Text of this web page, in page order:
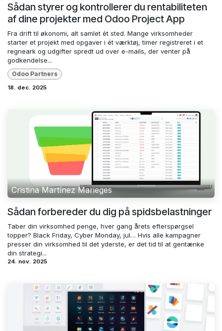
Sådan styrer og kontrollerer du rentabiliteten
af ​​dine projekter med Odoo Project App
Fra drift til økonomi, alt samlet ét sted. Mange virksomheder
starter et projekt med opgaver i ét værktøj, timer registreret i et
regneark og udgifter spredt ud over e-mails, der venter på
godkendelse...
Odoo Partners
18. dec. 2025
Cristina Martínez Marieges
Sådan forbereder du dig på spidsbelastninger
Taber din virksomhed penge, hver gang årets efterspørgsel
topper? Black Friday, Cyber ​​Monday, jul… Hvis alle kampagner
presser din virksomhed til det yderste, er det tid til at gentænke
din strategi...
24. nov. 2025